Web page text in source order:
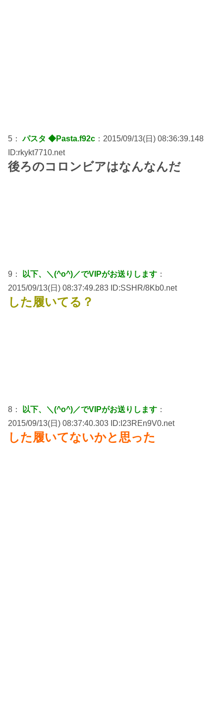
5：パスタ ◆Pasta.f92c ：2015/09/13(日) 08:36:39.148
ID:rkykt7710.net
後ろのコロンビアはなんなんだ
9： 以下、＼(^o^)／でVIPがお送りします ：
2015/09/13(日) 08:37:49.283 ID:SSHR/8Kb0.net
した履いてる？
8： 以下、＼(^o^)／でVIPがお送りします ：
2015/09/13(日) 08:37:40.303 ID:I23REn9V0.net
した履いてないかと思った